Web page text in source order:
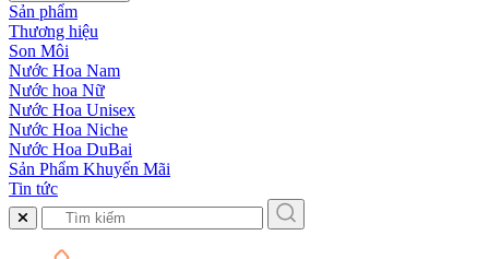
Sản phẩm
Thương hiệu
Son Môi
Nước Hoa Nam
Nước hoa Nữ
Nước Hoa Unisex
Nước Hoa Niche
Nước Hoa DuBai
Sản Phẩm Khuyến Mãi
Tin tức